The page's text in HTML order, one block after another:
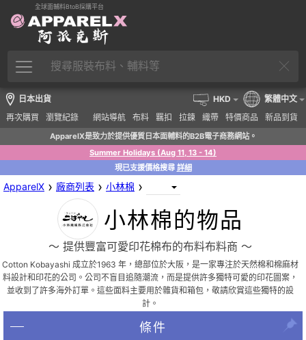
全球面輔料BtoB採購平台
日本出貨
再次購買
瀏覽紀錄 網站導航 布料 羈扣 拉鍊 織帶 特價商品 新品到貨
HKD 繁體中文
ApparelX是致力於提供優質日本面輔料的B2B電子商務網站。
Summer Holidays (Aug 11, 13 - 14)
現已支援價格搜尋 詳細
ApparelX › 廠商列表 › 小林棉 ›
小林棉的物品
〜 提供豐富可愛印花棉布的布料布料商 〜
Cotton Kobayashi 成立於1963 年，總部位於大阪，是一家專注於天然棉和棉麻材
料設計和印花的公司。公司不盲目追隨潮流，而是提供許多獨特可愛的印花圖案，
並收到了許多海外訂單。這些面料主要用於雜貨和箱包，敬請欣賞這些獨特的設
計。
條件